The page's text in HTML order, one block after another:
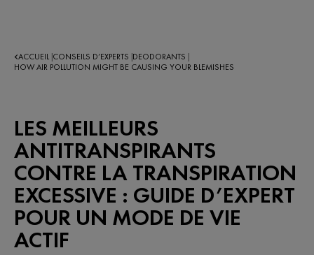
ACCUEIL CONSEILS D’EXPERTS​ DEODORANTS
HOW AIR POLLUTION MIGHT BE CAUSING YOUR BLEMISHES
LES MEILLEURS
ANTITRANSPIRANTS
CONTRE LA TRANSPIRATION
EXCESSIVE : GUIDE D’EXPERT
POUR UN MODE DE VIE
ACTIF